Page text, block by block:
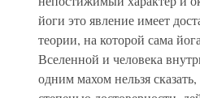
йоги это явление имеет
теории, на которой сама
Вселенной и человека
одним махом нельзя